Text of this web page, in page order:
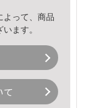
って、商品
ます。
て